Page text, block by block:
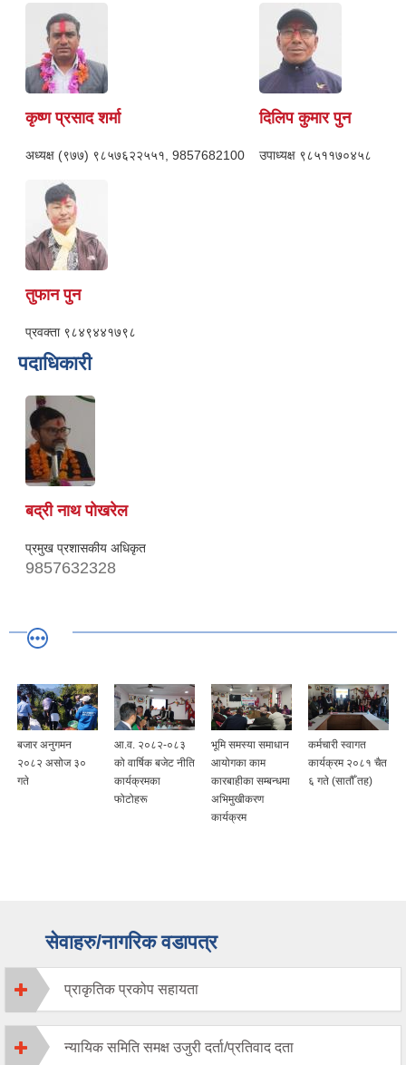
कृष्ण प्रसाद शर्मा
अध्यक्ष (९७७) ९८५७६२२५५१, 9857682100
दिलिप कुमार पुन
उपाध्यक्ष ९८५११७०४५८
तुफान पुन
प्रवक्ता ९८४९४४१७९८
पदाधिकारी
बद्री नाथ पोखरेल
प्रमुख प्रशासकीय अधिकृत
9857632328
बजार अनुगमन
२०८२ असोज ३०
गते
आ.व. २०८२-०८३
को वार्षिक बजेट नीति
कार्यक्रमका
फोटोहरू
भूमि समस्या समाधान
आयोगका काम
कारबाहीका सम्बन्धमा
अभिमुखीकरण
कार्यक्रम
कर्मचारी स्वागत
कार्यक्रम २०८१ चैत
६ गते (सातौँ तह)
सेवाहरु/नागरिक वडापत्र
प्राकृतिक प्रकोप सहायता
न्यायिक समिति समक्ष उजुरी दर्ता/प्रतिवाद दता